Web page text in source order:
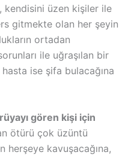
kendisini üzen kişiler ile
gitmekte olan her şeyin
ortadan
ile uğraşılan bir
ise şifa bulacağına
gören kişi için
ötürü çok üzüntü
herşeye kavuşacağına,